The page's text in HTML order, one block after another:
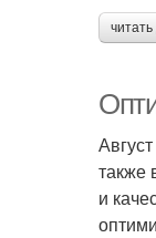
также
и